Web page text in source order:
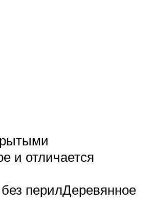
и отличается
перилДеревянное